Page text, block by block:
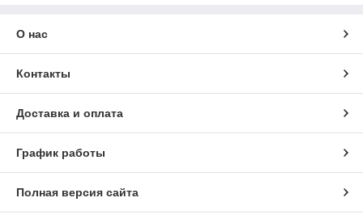
О нас
Контакты
Доставка и оплата
График работы
Полная версия сайта